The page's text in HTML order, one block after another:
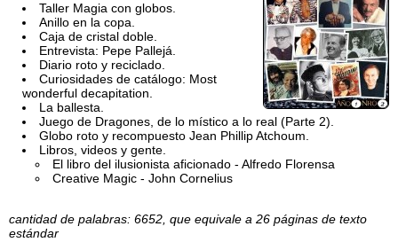
Taller Magia con globos.
Anillo en la copa.
Caja de cristal doble.
Entrevista: Pepe Pallejá.
Diario roto y reciclado.
Curiosidades de catálogo: Most
wonderful decapitation.
La ballesta.
Juego de Dragones, de lo místico a lo real (Parte 2).
Globo roto y recompuesto Jean Phillip Atchoum.
Libros, videos y gente.
El libro del ilusionista aficionado - Alfredo Florensa
Creative Magic - John Cornelius
cantidad de palabras: 6652, que equivale a 26 páginas de texto
estándar